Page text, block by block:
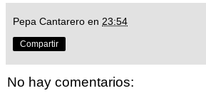
Pepa Cantarero en 23:54
Compartir
No hay comentarios: